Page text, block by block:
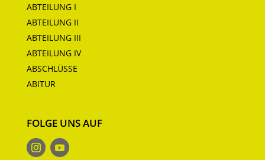
ABTEILUNG I
ABTEILUNG II
ABTEILUNG III
ABTEILUNG IV
ABSCHLÜSSE
ABITUR
FOLGE UNS AUF